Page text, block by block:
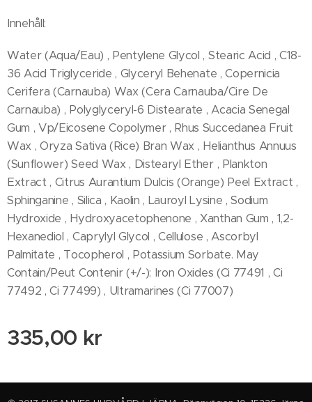
Innehåll:
Water (Aqua/Eau) , Pentylene Glycol , Stearic Acid , C18-
36 Acid Triglyceride , Glyceryl Behenate , Copernicia
Cerifera (Carnauba) Wax (Cera Carnauba/Cire De
Carnauba) , Polyglyceryl-6 Distearate , Acacia Senegal
Gum , Vp/Eicosene Copolymer , Rhus Succedanea Fruit
Wax , Oryza Sativa (Rice) Bran Wax , Helianthus Annuus
(Sunflower) Seed Wax , Distearyl Ether , Plankton
Extract , Citrus Aurantium Dulcis (Orange) Peel Extract ,
Sphinganine , Silica , Kaolin , Lauroyl Lysine , Sodium
Hydroxide , Hydroxyacetophenone , Xanthan Gum , 1,2-
Hexanediol , Caprylyl Glycol , Cellulose , Ascorbyl
Palmitate , Tocopherol , Potassium Sorbate. May
Contain/Peut Contenir (+/-): Iron Oxides (Ci 77491 , Ci
77492 , Ci 77499) , Ultramarines (Ci 77007)
335,00 kr